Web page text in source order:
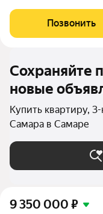
(есть выход на балкон). - Слева от
санузел. - Справа
Позвонить
Сохраняйте
новые
Купить квартиру,
Самара в Самаре
9 350 000 ₽